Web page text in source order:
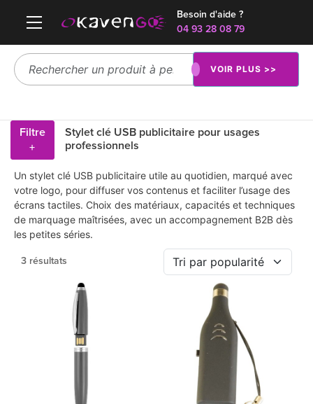
Besoin d'aide ?
04 93 28 08 79
VOIR PLUS >>
Filtre
+
Stylet clé USB publicitaire pour usages
professionnels
Un stylet clé USB publicitaire utile au quotidien, marqué avec
votre logo, pour diffuser vos contenus et faciliter l’usage des
écrans tactiles. Choix des matériaux, capacités et techniques
de marquage maîtrisées, avec un accompagnement B2B dès
les petites séries.
3 résultats